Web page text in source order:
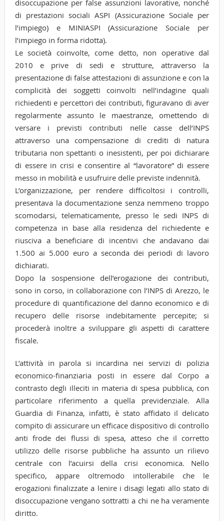
disoccupazione per false assunzioni lavorative, nonché
di prestazioni sociali ASPI (Assicurazione Sociale per
l’impiego) e MINIASPI (Assicurazione Sociale per
l’impiego in forma ridotta).
Le società coinvolte, come detto, non operative dal
2010 e prive di sedi e strutture, attraverso la
presentazione di false attestazioni di assunzione e con la
complicità dei soggetti coinvolti nell’indagine quali
richiedenti e percettori dei contributi, figuravano di aver
regolarmente assunto le maestranze, omettendo di
versare i previsti contributi nelle casse dell’INPS
attraverso una compensazione di crediti di natura
tributaria non spettanti o inesistenti, per poi dichiarare
di essere in crisi e consentire al “lavoratore” di essere
messo in mobilità e usufruire delle previste indennità.
L’organizzazione, per rendere difficoltosi i controlli,
presentava la documentazione senza nemmeno troppo
scomodarsi, telematicamente, presso le sedi INPS di
competenza in base alla residenza del richiedente e
riusciva a beneficiare di incentivi che andavano dai
1.500 ai 5.000 euro a seconda dei periodi di lavoro
dichiarati.
Dopo la sospensione dell’erogazione dei contributi,
sono in corso, in collaborazione con l’INPS di Arezzo, le
procedure di quantificazione del danno economico e di
recupero delle risorse indebitamente percepite; si
procederà inoltre a sviluppare gli aspetti di carattere
fiscale.
L’attività in parola si incardina nei servizi di polizia
economico-finanziaria posti in essere dal Corpo a
contrasto degli illeciti in materia di spesa pubblica, con
particolare riferimento a quella previdenziale. Alla
Guardia di Finanza, infatti, è stato affidato il delicato
compito di assicurare un efficace dispositivo di controllo
anti frode dei flussi di spesa, atteso che il corretto
utilizzo delle risorse pubbliche ha assunto un rilievo
centrale con l’acuirsi della crisi economica. Nello
specifico, appare oltremodo intollerabile che le
erogazioni finalizzate a lenire i disagi legati allo stato di
disoccupazione vengano sottratti a chi ne ha veramente
diritto.